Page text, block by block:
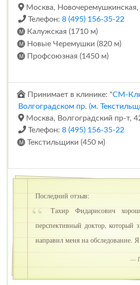
Москва, Новочеремушкинская,
Телефон: 8 (495) 156-35-22
Калужская (1710 м)
Новые Черемушки (820 м)
Профсоюзная (1450 м)
Принимает в клинике: "СМ-
Волгоградском пр. (м.
Москва, Волгоградский пр-т,
Телефон: 8 (495) 156-35-22
Текстильщики (450 м)
Последний отзыв:
Тахир Фидарисович
перспективный доктор, который
направил меня на обследование.
—